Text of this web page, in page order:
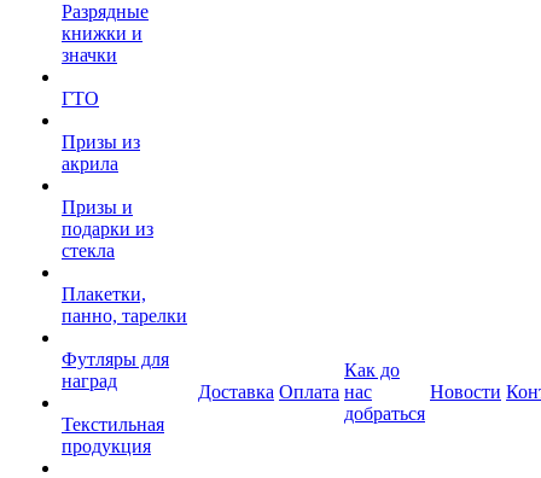
Разрядные
книжки и
значки
ГТО
Призы из
акрила
Призы и
подарки из
стекла
Плакетки,
панно, тарелки
Футляры для
наград
Текстильная
продукция
Доставка Оплата
Как до
нас
добраться
Новости